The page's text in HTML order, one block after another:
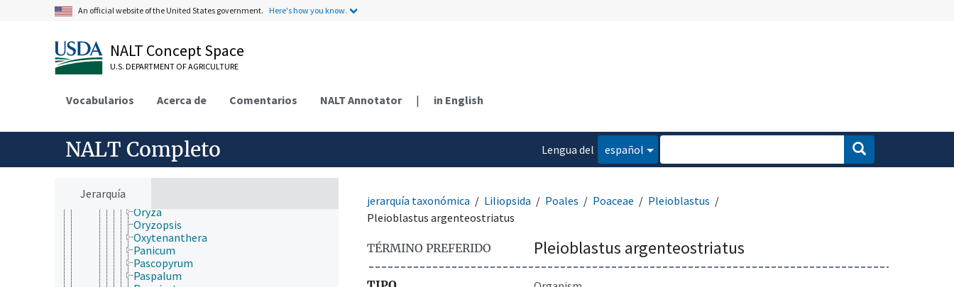
An official website of the United States government. Here's how you know.
NALT Concept Space
U.S. DEPARTMENT OF AGRICULTURE
Vocabularios Acerca de Comentarios NALT Annotator | in English
NALT Completo
Lengua del
español
Jerarquía
Microchloa
Milium
Miscanthus
Molinia
Muhlenbergia
Neyraudia
Ochlandra
Oloptum
Oryza
Oryzopsis
Oxytenanthera
Panicum
Pascopyrum
Paspalum
jerarquía taxonómica Liliopsida Poales Poaceae
Pleioblastus
Pleioblastus argenteostriatus
TÉRMINO PREFERIDO Pleioblastus argenteostriatus